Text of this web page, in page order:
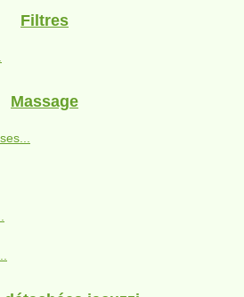
Filtres
Massage